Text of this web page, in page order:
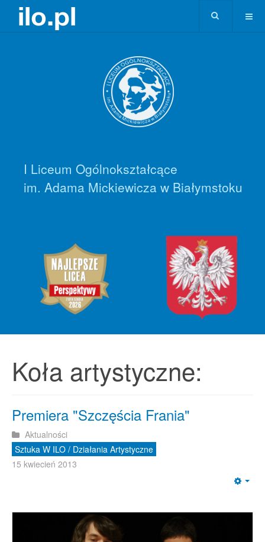
I Liceum Ogólnokształcące
im. Adama Mickiewicza w Białymstoku
Koła artystyczne:
Premiera "Szczęścia Frania"
Aktualności
Sztuka W ILO / Działania Artystyczne
15 kwiecień 2013